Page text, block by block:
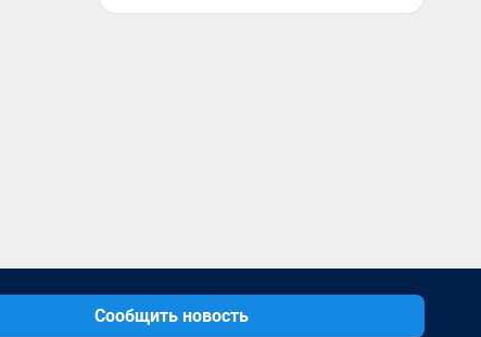
Сообщить новость